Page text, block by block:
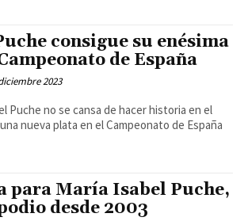
consigue su enésima
de España
2023
Puche no se cansa de hacer historia en el
nueva plata en el Campeonato de España
para María Isabel Puche,
desde 2003